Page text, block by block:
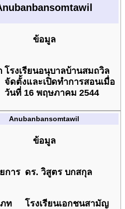
ข้อมูล
โรงเรียนอนุบาลบ้านสมถวิล
จัดตั้งและเปิดทำการสอนเมื่อ
วันที่ 16 พฤษภาคม 2544
Anubanbansomtawil
ข้อมูล
การ ดร. วิสูตร บกสกุล
ภท โรงเรียนเอกชนสามัญ